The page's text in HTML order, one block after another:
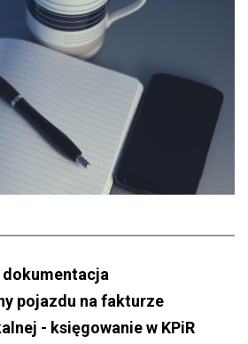
pojazdu na fakturze
- księgowanie w KPiR